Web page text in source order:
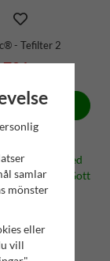
- Tefilter 2
70 kr
Köp
samlar
mönster
eller
vill